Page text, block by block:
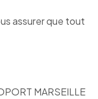
assurer que tout
MARSEILLE